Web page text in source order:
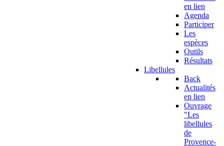
en lien
Agenda
Participer
Les
espèces
Outils
Résultats
Libellules
Back
Actualités
en lien
Ouvrage
"Les
libellules
de
Provence-